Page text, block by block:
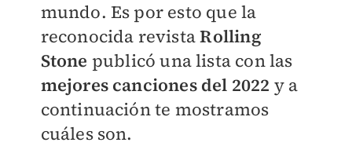
mundo. Es por esto que la
reconocida revistaRolling
Stone publicó una lista con las
mejores canciones del 2022 y a
continuación te mostramos
cuáles son.